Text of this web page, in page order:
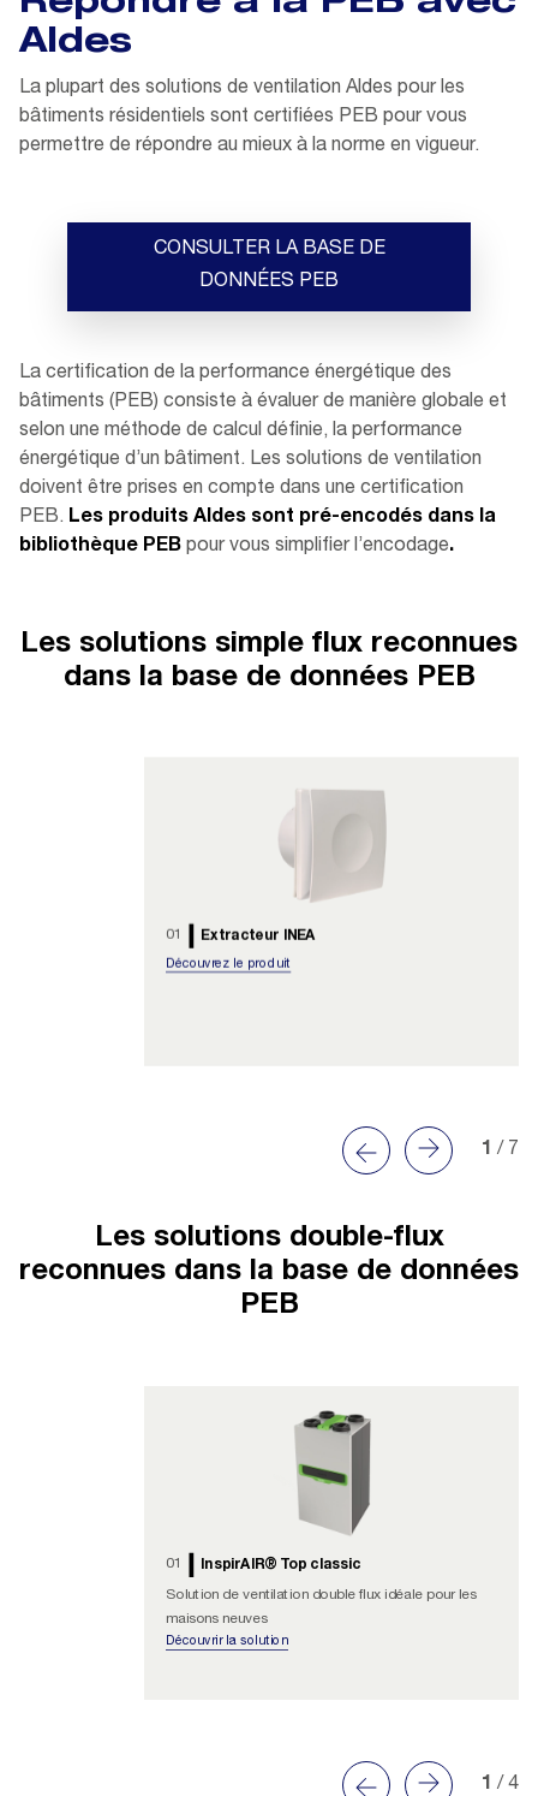
Aldes
La plupart des solutions de ventilation Aldes pour les
bâtiments résidentiels sont certifiées PEB pour vous
permettre de répondre au mieux à la norme en vigueur.
CONSULTER LA BASE DE
DONNÉES PEB
La certification de la performance énergétique des
bâtiments (PEB) consiste à évaluer de manière globale et
selon une méthode de calcul définie, la performance
énergétique d’un bâtiment. Les solutions de ventilation
doivent être prises en compte dans une certification
PEB. Les produits Aldes sont pré-encodés dans la
bibliothèque PEB pour vous simplifier l’encodage.
Les solutions simple flux reconnues
dans la base de données PEB
01 Extracteur INEA
Découvrez le produit
1 / 7
Les solutions double-flux
reconnues dans la base de données
PEB
01 InspirAIR® Top classic
Solution de ventilation double flux idéale pour les
maisons neuves
Découvrir la solution
1 / 4